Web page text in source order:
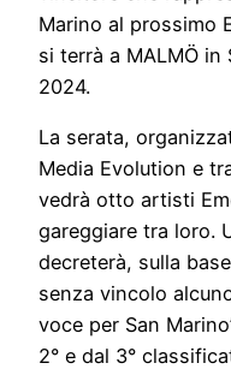
Marino al prossimo
si terrà a MALMÖ in
2024.
La serata,
Media Evolution e
vedrà otto artisti
gareggiare tra loro.
decreterà, sulla
senza vincolo
voce per San
2° e dal 3°